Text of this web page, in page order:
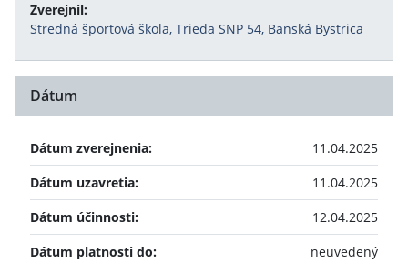
Zverejnil:
Stredná športová škola, Trieda SNP 54, Banská Bystrica
Dátum
Dátum zverejnenia:
11.04.2025
Dátum uzavretia:
11.04.2025
Dátum účinnosti:
12.04.2025
Dátum platnosti do:
neuvedený